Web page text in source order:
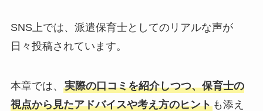
SNS上では、派遣保育士としてのリアルな声が
日々投稿されています。
本章では、 実際の口コミを紹介しつつ、保育士の
視点から見たアドバイスや考え方のヒントも添え